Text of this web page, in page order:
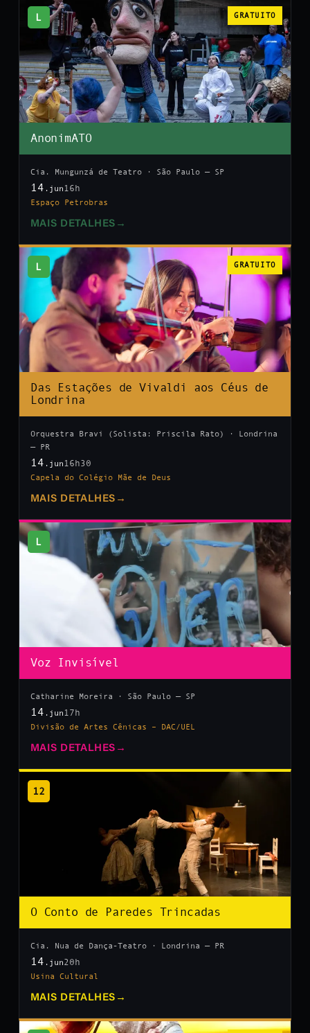
L GRATUITO
AnonimATO
Cia. Mungunzá de Teatro · São Paulo — SP
14 .jun 16h
Espaço Petrobras
MAIS DETALHES →
L GRATUITO
Das Estações de Vivaldi aos Céus de
Londrina
Orquestra Bravi (Solista: Priscila Rato) · Londrina
— PR
14 .jun 16h30
Capela do Colégio Mãe de Deus
MAIS DETALHES →
L
Voz Invisível
Catharine Moreira · São Paulo — SP
14 .jun 17h
Divisão de Artes Cênicas – DAC/UEL
MAIS DETALHES →
12
O Conto de Paredes Trincadas
Cia. Nua de Dança-Teatro · Londrina — PR
14 .jun20h
Usina Cultural
MAIS DETALHES →